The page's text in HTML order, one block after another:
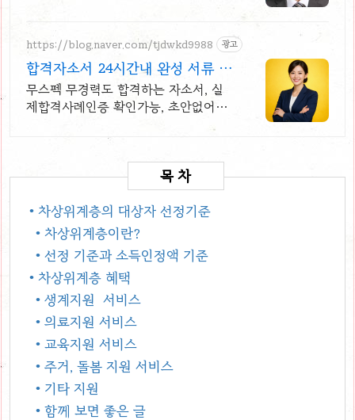
https://blog.naver.com/tjdwkd9988 광고
합격자소서 24시간내 완성 서류 합
격의 비밀
무스펙 무경력도 합격하는 자소서, 실
제합격사례인증 확인가능, 초안없어도
• 차상위계층의 대상자 선정기준
• 차상위계층이란?
• 선정 기준과 소득인정액 기준
• 차상위계층 혜택
• 생계지원 서비스
• 의료지원 서비스
• 교육지원 서비스
• 주거, 돌봄 지원 서비스
• 기타 지원
• 함께 보면 좋은 글